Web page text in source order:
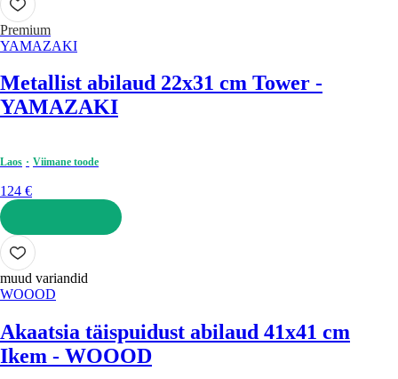
Premium
YAMAZAKI
Metallist abilaud 22x31 cm Tower -
YAMAZAKI
Laos Viimane toode
124 €
LISA OSTUKORVI
muud variandid
WOOOD
Akaatsia täispuidust abilaud 41x41 cm
Ikem - WOOOD